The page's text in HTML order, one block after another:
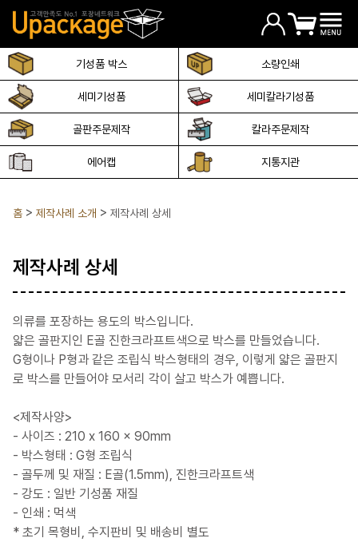
기성품 박스 소량인쇄
세미기성품 세미칼라기성품
골판주문제작 칼라주문제작
에어캡 지통지관
홈 제작사례 소개 제작사례 상세
제작사례 상세
의류를 포장하는 용도의 박스입니다.
얇은 골판지인 E골 진한크라프트색으로 박스를 만들었습니다.
G형이나 P형과 같은 조립식 박스형태의 경우, 이렇게 얇은 골판지
로 박스를 만들어야 모서리 각이 살고 박스가 예쁩니다.
<제작사양>
- 사이즈 : 210 x 160 x 90mm
- 박스형태 : G형 조립식
- 골두께 및 재질 : E골(1.5mm), 진한크라프트색
- 강도 : 일반 기성품 재질
- 인쇄 : 먹색
* 초기 목형비, 수지판비 및 배송비 별도